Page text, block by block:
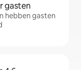
gasten
hebben gasten